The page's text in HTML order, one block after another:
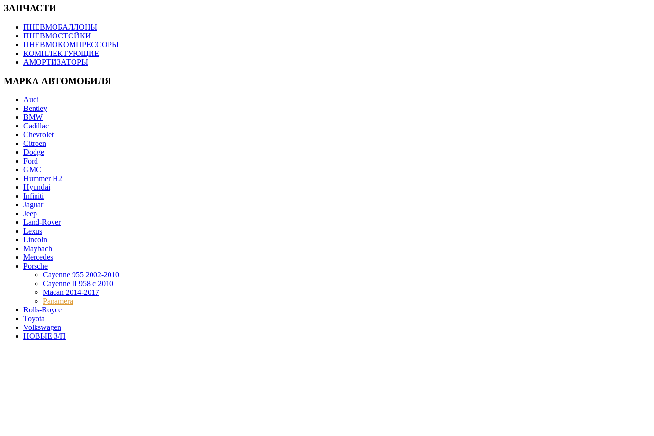
ЗАПЧАСТИ
ПНЕВМОБАЛЛОНЫ
ПНЕВМОСТОЙКИ
ПНЕВМОКОМПРЕССОРЫ
КОМПЛЕКТУЮЩИЕ
АМОРТИЗАТОРЫ
МАРКА АВТОМОБИЛЯ
Audi
Bentley
BMW
Cadillac
Chevrolet
Citroen
Dodge
Ford
GMC
Hummer H2
Hyundai
Infiniti
Jaguar
Jeep
Land-Rover
Lexus
Lincoln
Maybach
Mercedes
Porsche
Cayenne 955 2002-2010
Cayenne II 958 с 2010
Macan 2014-2017
Panamera
Rolls-Royce
Toyota
Volkswagen
НОВЫЕ З/П